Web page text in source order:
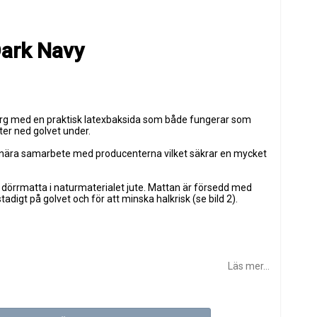
Navy
med en praktisk latexbaksida som både fungerar som
ned golvet under.
samarbete med producenterna vilket säkrar en mycket
i naturmaterialet jute. Mattan är försedd med
på golvet och för att minska halkrisk (se bild 2).
Läs mer...